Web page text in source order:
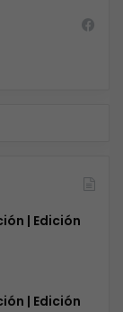
| Edición
| Edición